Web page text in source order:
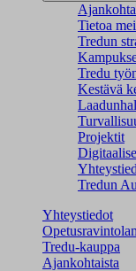
Tietoa
Tredun
Tredu
Kestävä
Projektit
Tredun
Yhteystiedot
Tredu-kauppa
Ajankohtaista